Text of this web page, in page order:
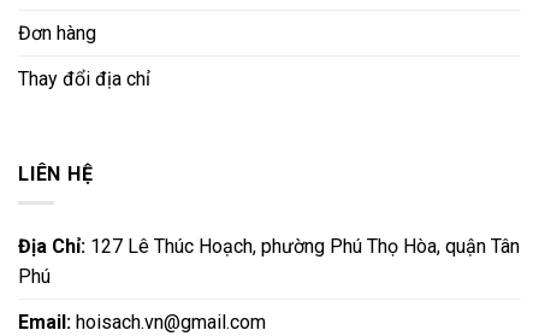
Đơn hàng
Thay đổi địa chỉ
LIÊN HỆ
Địa Chỉ: 127 Lê Thúc Hoạch, phường Phú Thọ Hòa, quận Tân
Phú
Email: hoisach.vn@gmail.com